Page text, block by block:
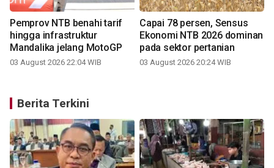
Pemprov NTB benahi tarif
hingga infrastruktur
Mandalika jelang MotoGP
03 August 2026 22:04 WIB
Capai 78 persen, Sensus
Ekonomi NTB 2026 dominan
pada sektor pertanian
03 August 2026 20:24 WIB
Berita Terkini